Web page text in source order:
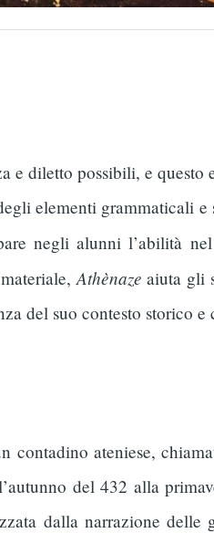
e diletto possibili, e questo
elementi grammaticali
negli alunni l’abilità
Athènaze aiuta gli
del suo contesto storico
contadino ateniese,
del 432 alla
dalla narrazione delle